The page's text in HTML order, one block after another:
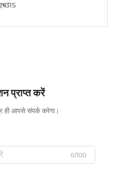
प्राप्त करें
ही आपसे संपर्क करेगा।
0/100